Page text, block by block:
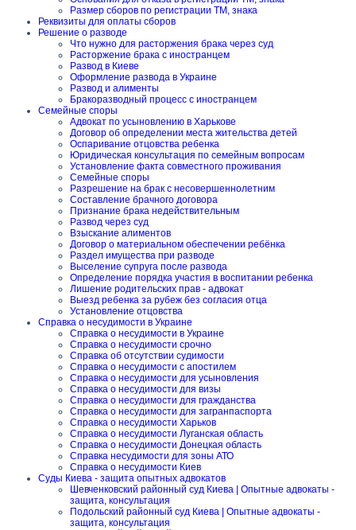
Размер сборов по регистрации ТМ, знака
Реквизиты для оплаты сборов
Решение о разводе
Что нужно для расторжения брака через суд
Расторжение брака с иностранцем
Развод в Киеве
Оформление развода в Украине
Развод и алименты
Бракоразводный процесс с иностранцем
Семейные споры
Адвокат по усыновлению в Харькове
Договор об определении места жительства детей
Оспаривание отцовства ребенка
Юридическая консультация по семейным вопросам
Установление факта совместного проживания
Семейные споры
Разрешение на брак с несовершеннолетним
Составление брачного договора
Признание брака недействительным
Развод через суд
Взыскание алиментов
Договор о материальном обеспечении ребёнка
Раздел имущества при разводе
Выселение супруга после развода
Определение порядка участия в воспитании ребенка
Лишение родительских прав - адвокат
Выезд ребенка за рубеж без согласия отца
Установление отцовства
Справка о несудимости в Украине
Справка о несудимости в Украине
Справка о несудимости срочно
Справка об отсутствии судимости
Справка о несудимости с апостилем
Справка о несудимости для усыновления
Справка о несудимости для визы
Справка о несудимости для гражданства
Справка о несудимости для загранпаспорта
Справка о несудимости Харьков
Справка о несудимости Луганская область
Справка о несудимости Донецкая область
Справка несудимости для зоны АТО
Справка о несудимости Киев
Суды Киева - защита опытных адвокатов
Шевченковский районный суд Киева | Опытные адвокаты -
защита, консультация
Подольский районный суд Киева | Опытные адвокаты -
защита, консультация